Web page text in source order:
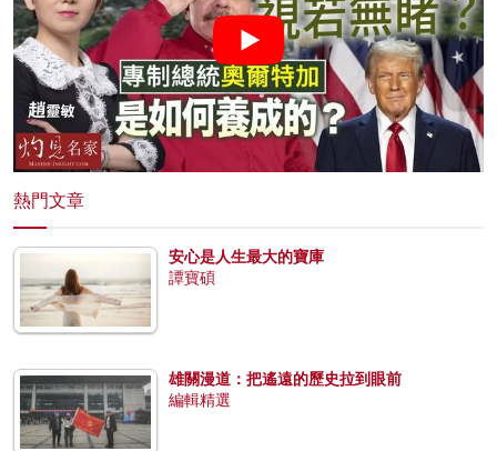
熱門文章
安心是人生最大的寶庫
譚寶碩
雄關漫道：把遙遠的歷史拉到眼前
編輯精選